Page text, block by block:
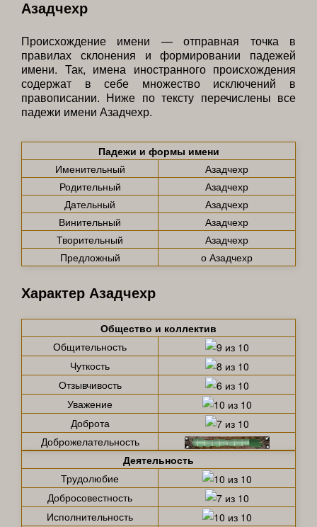
Азадчехр
Происхождение имени — отправная точка в
правилах склонения и формировании падежей
имени. Так, имена иностранного происхождения
содержат в себе множество исключений в
правописании. Ниже по тексту перечислены все
падежи имени Азадчехр.
Падежи и формы имени
Именительный
Азадчехр
Родительный
Азадчехр
Дательный
Азадчехр
Винительный
Азадчехр
Творительный
Азадчехр
Предложный
о Азадчехр
Характер Азадчехр
Общество и коллектив
Общительность
Чуткость
Отзывчивость
Уважение
Доброта
Доброжелательность
Деятельность
Трудолюбие
Добросовестность
Исполнительность